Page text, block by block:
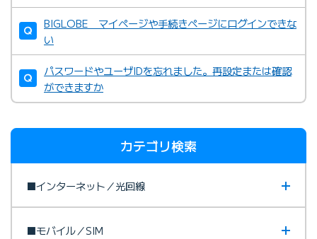
BIGLOBE マイページや手続きページにログインできな
い
パスワードやユーザIDを忘れました。再設定または確認
ができますか
カテゴリ検索
■インターネット／光回線
■モバイル／SIM